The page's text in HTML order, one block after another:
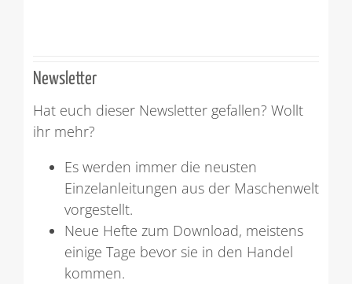
Newsletter
Hat euch dieser Newsletter gefallen? Wollt
ihr mehr?
Es werden immer die neusten
Einzelanleitungen aus der Maschenwelt
vorgestellt.
Neue Hefte zum Download, meistens
einige Tage bevor sie in den Handel
kommen.